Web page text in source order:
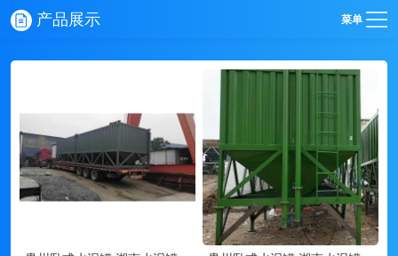
产品展示 菜单